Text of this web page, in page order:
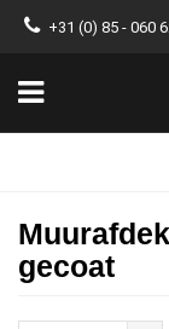
+31 (0) 85 - 060
gecoat